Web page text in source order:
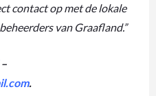
contact op met de lokale
van Graafland.”
.